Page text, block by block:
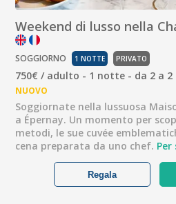
Weekend di lusso nella
SOGGIORNO 1 NOTTE PRIVATO
750€ / adulto - 1 notte - da 2 a 2
NUOVO
Soggiornate nella lussuosa
a Épernay. Un momento per
metodi, le sue cuvée
cena preparata da uno chef. Per
Regala